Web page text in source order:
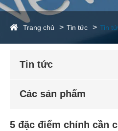
Trang chủ Tin tức Tin
Tin tức
Các sản phẩm
5 đặc điểm chính cần